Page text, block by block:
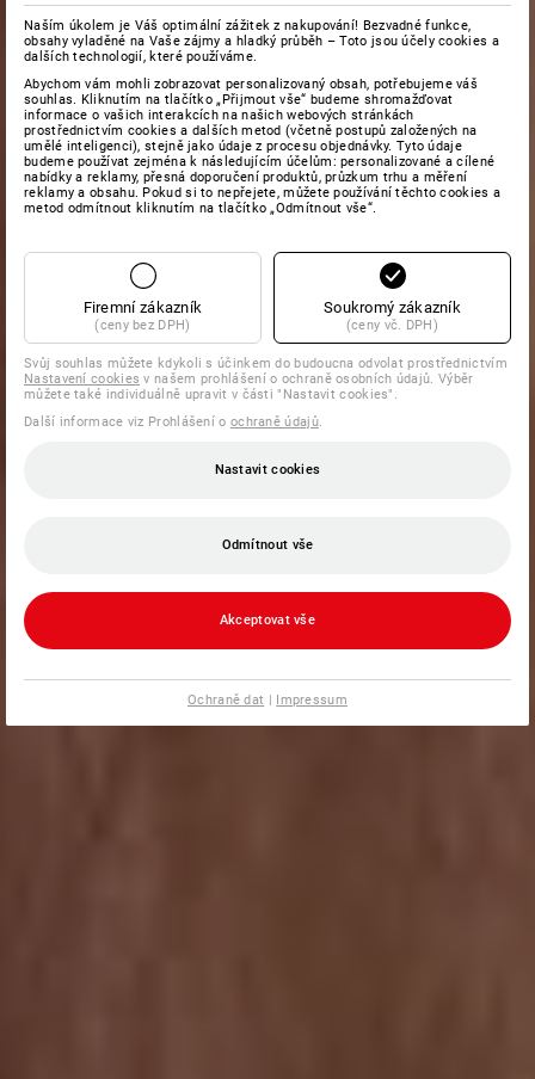
Naším úkolem je Váš optimální zážitek z nakupování! Bezvadné funkce,
obsahy vyladěné na Vaše zájmy a hladký průběh – Toto jsou účely cookies a
dalších technologií, které používáme.
Abychom vám mohli zobrazovat personalizovaný obsah, potřebujeme váš
souhlas. Kliknutím na tlačítko „Přijmout vše“ budeme shromažďovat
informace o vašich interakcích na našich webových stránkách
prostřednictvím cookies a dalších metod (včetně postupů založených na
umělé inteligenci), stejně jako údaje z procesu objednávky. Tyto údaje
budeme používat zejména k následujícím účelům: personalizované a cílené
nabídky a reklamy, přesná doporučení produktů, průzkum trhu a měření
reklamy a obsahu. Pokud si to nepřejete, můžete používání těchto cookies a
metod odmítnout kliknutím na tlačítko „Odmítnout vše“.
Firemní zákazník
(ceny bez DPH)
Soukromý zákazník
(ceny vč. DPH)
Svůj souhlas můžete kdykoli s účinkem do budoucna odvolat prostřednictvím
Nastavení cookies v našem prohlášení o ochraně osobních údajů. Výběr
můžete také individuálně upravit v části "Nastavit cookies".
Další informace viz Prohlášení o ochraně údajů.
Nastavit cookies
Odmítnout vše
Akceptovat vše
Ochraně dat | Impressum